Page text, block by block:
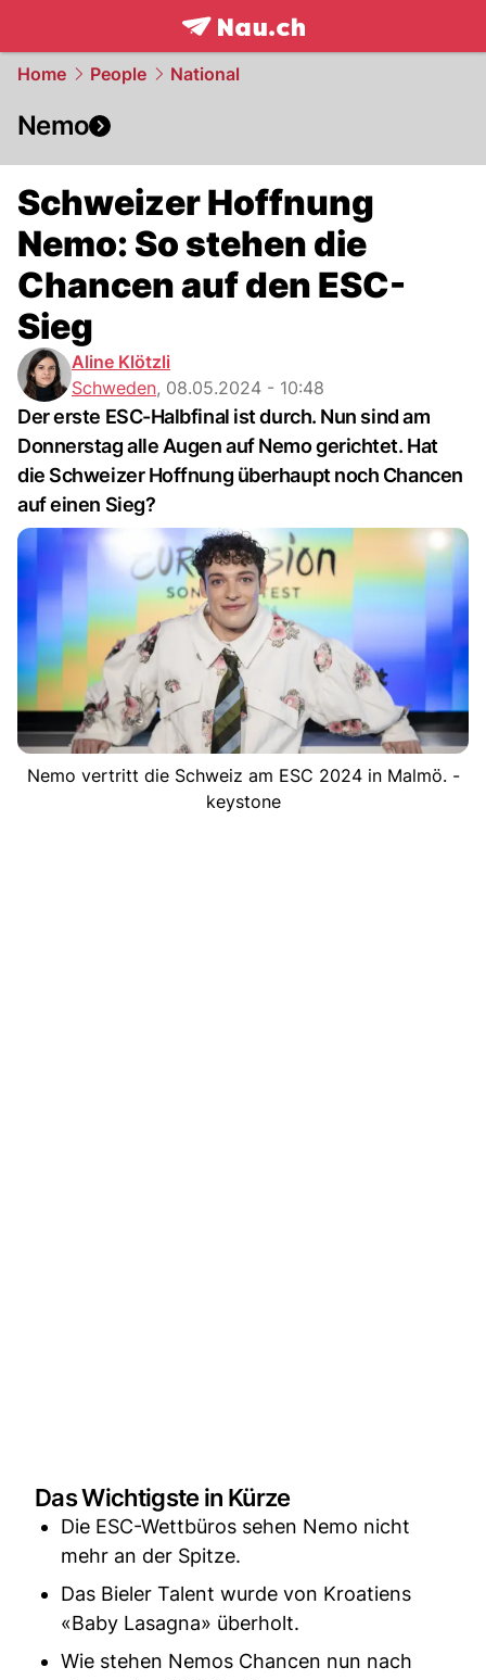
frontpage.NAU.ch
Home People National
Nemo
Schweizer Hoffnung
Nemo: So stehen die
Chancen auf den ESC-
Sieg
Aline Klötzli
Schweden, 08.05.2024 - 10:48
Der erste ESC-Halbfinal ist durch. Nun sind am
Donnerstag alle Augen auf Nemo gerichtet. Hat
die Schweizer Hoffnung überhaupt noch Chancen
auf einen Sieg?
Nemo vertritt die Schweiz am ESC 2024 in Malmö. -
keystone
Das Wichtigste in Kürze
Die ESC-Wettbüros sehen Nemo nicht
mehr an der Spitze.
Das Bieler Talent wurde von Kroatiens
«Baby Lasagna» überholt.
Wie stehen Nemos Chancen nun nach